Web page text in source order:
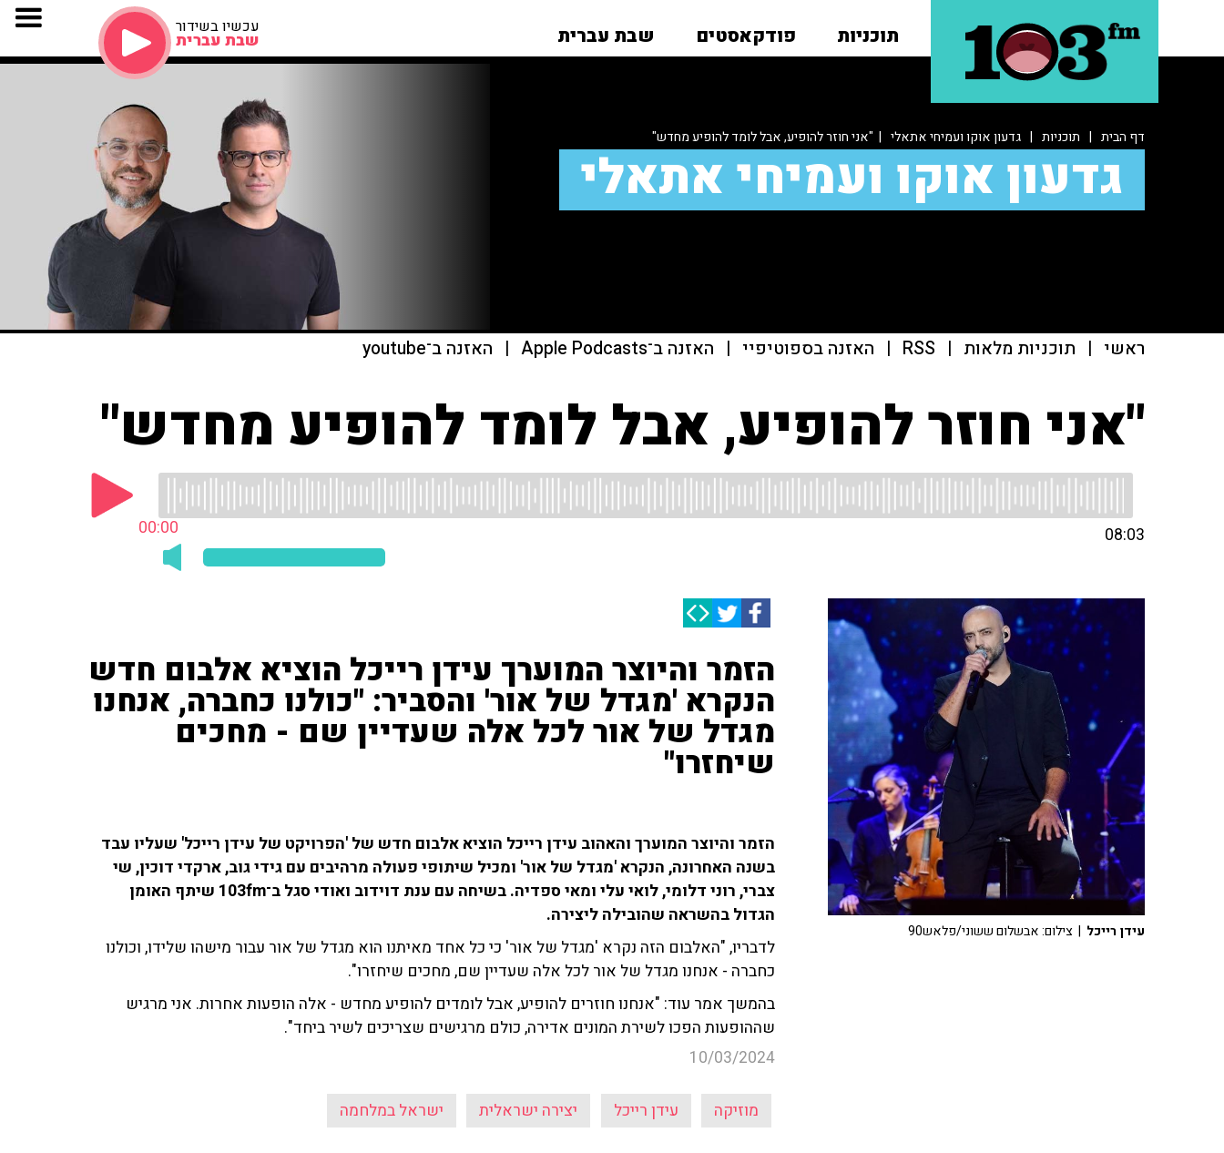
תוכניות פודקאסטים שבת עברית עכשיו בשידור
שבת עברית
דף הבית | תוכניות | גדעון אוקו ועמיחי אתאלי | "אני חוזר להופיע, אבל לומד להופיע מחדש"
גדעון אוקו ועמיחי אתאלי
ראשי | תוכניות מלאות |
RSS
| האזנה בספוטיפיי | האזנה ב־Apple Podcasts | האזנה ב־youtube
"אני חוזר להופיע, אבל לומד להופיע מחדש"
00:00 08:03
הזמר והיוצר המוערך עידן רייכל הוציא אלבום חדש
הנקרא 'מגדל של אור' והסביר: "כולנו כחברה, אנחנו
מגדל של אור לכל אלה שעדיין שם - מחכים
שיחזרו"
הזמר והיוצר המוערך והאהוב עידן רייכל הוציא אלבום חדש של 'הפרויקט של עידן רייכל' שעליו עבד
בשנה האחרונה, הנקרא 'מגדל של אור' ומכיל שיתופי פעולה מרהיבים עם גידי גוב, ארקדי דוכין, שי
צברי, רוני דלומי, לואי עלי ומאי ספדיה. בשיחה עם ענת דוידוב ואודי סגל ב־103fm שיתף האומן
הגדול בהשראה שהובילה ליצירה.
לדבריו, "האלבום הזה נקרא 'מגדל של אור' כי כל אחד מאיתנו הוא מגדל של אור עבור מישהו שלידו, וכולנו
כחברה - אנחנו מגדל של אור לכל אלה שעדיין שם, מחכים שיחזרו".
בהמשך אמר עוד: "אנחנו חוזרים להופיע, אבל לומדים להופיע מחדש - אלה הופעות אחרות. אני מרגיש
שההופעות הפכו לשירת המונים אדירה, כולם מרגישים שצריכים לשיר ביחד".
10/03/2024
מוזיקה עידן רייכל יצירה ישראלית ישראל במלחמה
עידן רייכל | צילום: אבשלום ששוני/פלאש90